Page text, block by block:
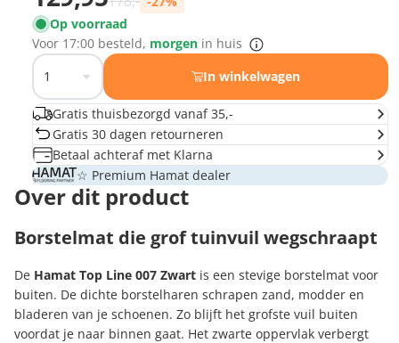
Op voorraad
Voor 17:00 besteld, morgen in huis
In winkelwagen
Gratis thuisbezorgd vanaf 35,-
Gratis 30 dagen retourneren
Betaal achteraf met Klarna
☆ Premium Hamat dealer
Over dit product
Borstelmat die grof tuinvuil wegschraapt
De Hamat Top Line 007 Zwart is een stevige borstelmat voor
buiten. De dichte borstelharen schrapen zand, modder en
bladeren van je schoenen. Zo blijft het grofste vuil buiten
voordat je naar binnen gaat. Het zwarte oppervlak verbergt